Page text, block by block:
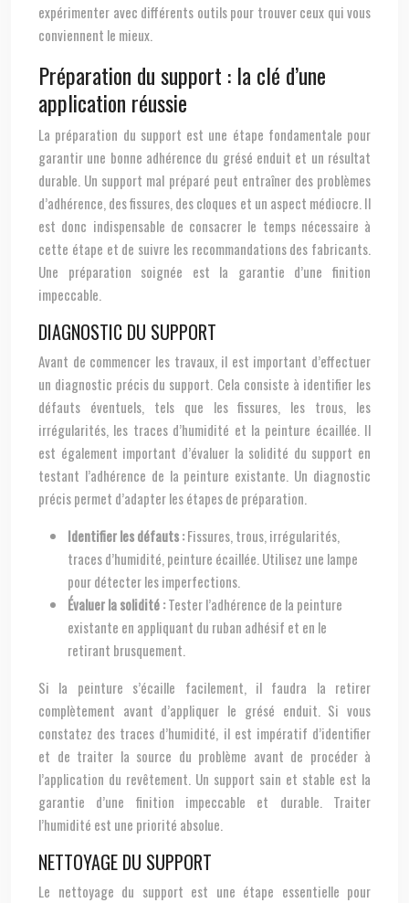
expérimenter avec différents outils pour trouver ceux qui vous
conviennent le mieux.
Préparation du support : la clé d’une
application réussie
La préparation du support est une étape fondamentale pour
garantir une bonne adhérence du grésé enduit et un résultat
durable. Un support mal préparé peut entraîner des problèmes
d’adhérence, des fissures, des cloques et un aspect médiocre. Il
est donc indispensable de consacrer le temps nécessaire à
cette étape et de suivre les recommandations des fabricants.
Une préparation soignée est la garantie d’une finition
impeccable.
DIAGNOSTIC DU SUPPORT
Avant de commencer les travaux, il est important d’effectuer
un diagnostic précis du support. Cela consiste à identifier les
défauts éventuels, tels que les fissures, les trous, les
irrégularités, les traces d’humidité et la peinture écaillée. Il
est également important d’évaluer la solidité du support en
testant l’adhérence de la peinture existante. Un diagnostic
précis permet d’adapter les étapes de préparation.
Identifier les défauts :Fissures, trous, irrégularités,
traces d’humidité, peinture écaillée. Utilisez une lampe
pour détecter les imperfections.
Évaluer la solidité :Tester l’adhérence de la peinture
existante en appliquant du ruban adhésif et en le
retirant brusquement.
Si la peinture s’écaille facilement, il faudra la retirer
complètement avant d’appliquer le grésé enduit. Si vous
constatez des traces d’humidité, il est impératif d’identifier
et de traiter la source du problème avant de procéder à
l’application du revêtement. Un support sain et stable est la
garantie d’une finition impeccable et durable. Traiter
l’humidité est une priorité absolue.
NETTOYAGE DU SUPPORT
Le nettoyage du support est une étape essentielle pour